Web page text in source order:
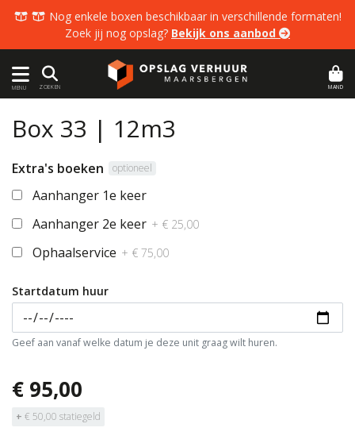
  Nog enkele boxen beschikbaar in verschillende formaten!
Zoek jij nog opslag? Bekijk ons aanbod 
MENU ZOEKEN MAND
Box 33 | 12m3
Extra's boeken optioneel
Aanhanger 1e keer
Aanhanger 2e keer + € 25,00
Ophaalservice + € 75,00
Startdatum huur
Geef aan vanaf welke datum je deze unit graag wilt huren.
€ 95,00
+ € 50,00 statiegeld